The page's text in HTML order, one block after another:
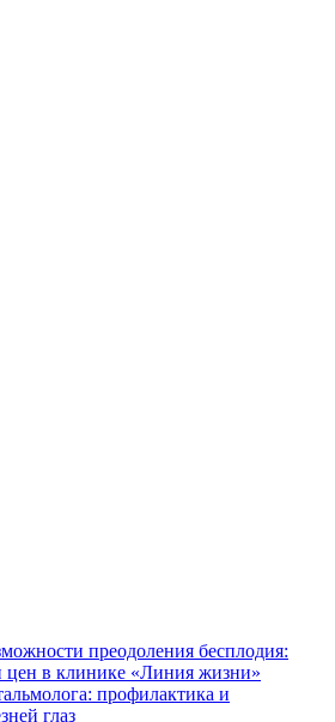
преодоления бесплодия:
цен в клинике «Линия жизни»
профилактика и
глаз